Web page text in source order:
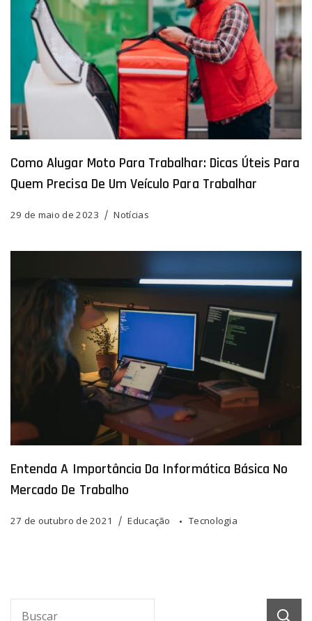
Como Alugar Moto Para Trabalhar: Dicas Úteis Para
Quem Precisa De Um Veículo Para Trabalhar
29 de maio de 2023 Notícias
Entenda A Importância Da Informática Básica No
Mercado De Trabalho
27 de outubro de 2021 Educação Tecnologia